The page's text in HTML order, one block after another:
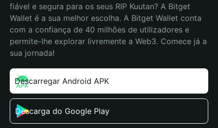
fiável e segura para os seus RIP Kuutan? A Bitget
Wallet é a sua melhor escolha. A Bitget Wallet conta
com a confiança de 40 milhões de utilizadores e
permite-lhe explorar livremente a Web3. Comece já a
sua jornada!
Descarregar Android APK
Descarga do Google Play